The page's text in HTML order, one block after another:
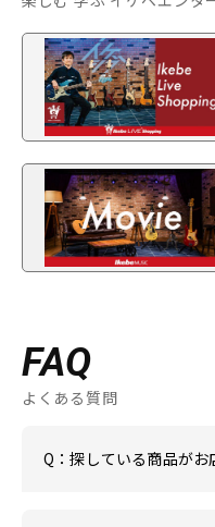
FAQ
よくある質問
Q：探している商品が